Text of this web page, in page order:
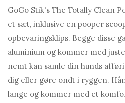
GoGo Stik's The Totally Clean
et sæt, inklusive en pooper
opbevaringsklips. Begge disse
aluminium og kommer med
nemt kan samle din hunds
dig eller gøre ondt i ryggen.
lange og kommer med et